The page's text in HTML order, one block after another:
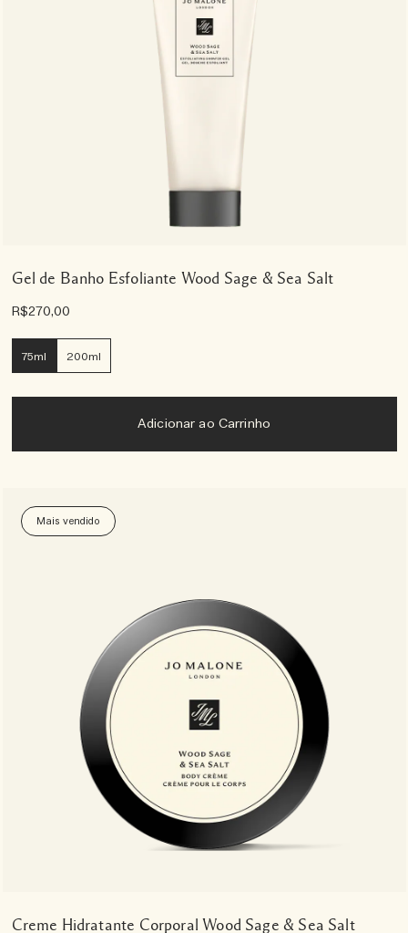
Gel de Banho Esfoliante Wood Sage & Sea Salt
R$270,00
75ml 200ml
Adicionar ao Carrinho
Mais vendido
Creme Hidratante Corporal Wood Sage & Sea Salt